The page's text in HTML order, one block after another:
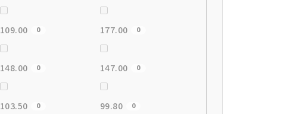
109.00 0 177.00 0
148.00 0 147.00 0
103.50 0 99.80 0